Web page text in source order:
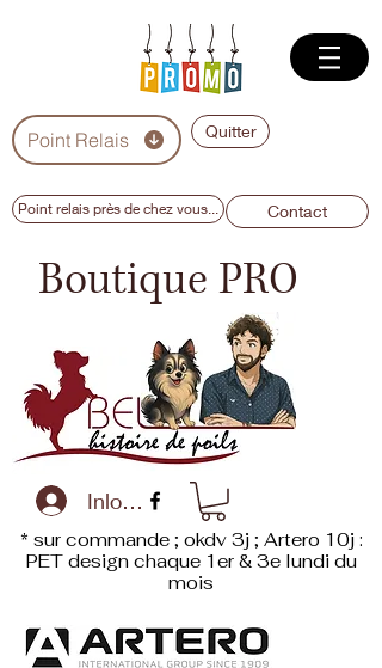
Point Relais Quitter
Point relais près de chez vous... Contact
Boutique PRO
Inloggen
* sur commande ; okdv 3j ; Artero 10j :
PET designchaque 1er & 3e lundi du
mois